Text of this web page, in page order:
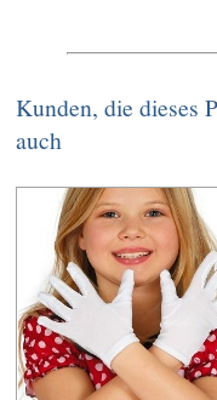
Kunden, die dieses
auch